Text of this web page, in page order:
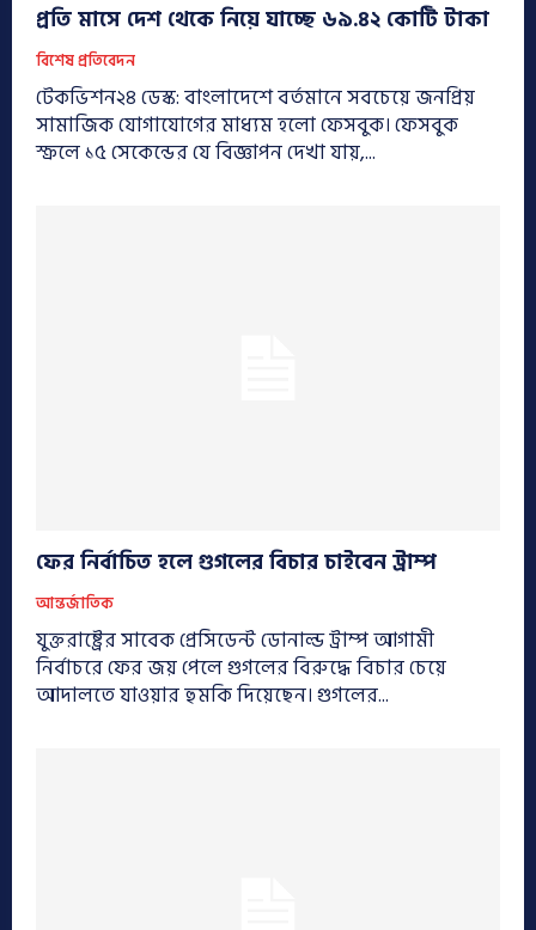
প্রতি মাসে দেশ থেকে নিয়ে যাচ্ছে ৬৯.৪২ কোটি টাকা
বিশেষ প্রতিবেদন
টেকভিশন২৪ ডেস্ক: বাংলাদেশে বর্তমানে সবচেয়ে জনপ্রিয়
সামাজিক যোগাযোগের মাধ্যম হলো ফেসবুক। ফেসবুক
স্ক্রলে ১৫ সেকেন্ডের যে বিজ্ঞাপন দেখা যায়,...
ফের নির্বাচিত হলে গুগলের বিচার চাইবেন ট্রাম্প
আন্তর্জাতিক
যুক্তরাষ্ট্রের সাবেক প্রেসিডেন্ট ডোনাল্ড ট্রাম্প আগামী
নির্বাচরে ফের জয় পেলে গুগলের বিরুদ্ধে বিচার চেয়ে
আদালতে যাওয়ার হুমকি দিয়েছেন। গুগলের...